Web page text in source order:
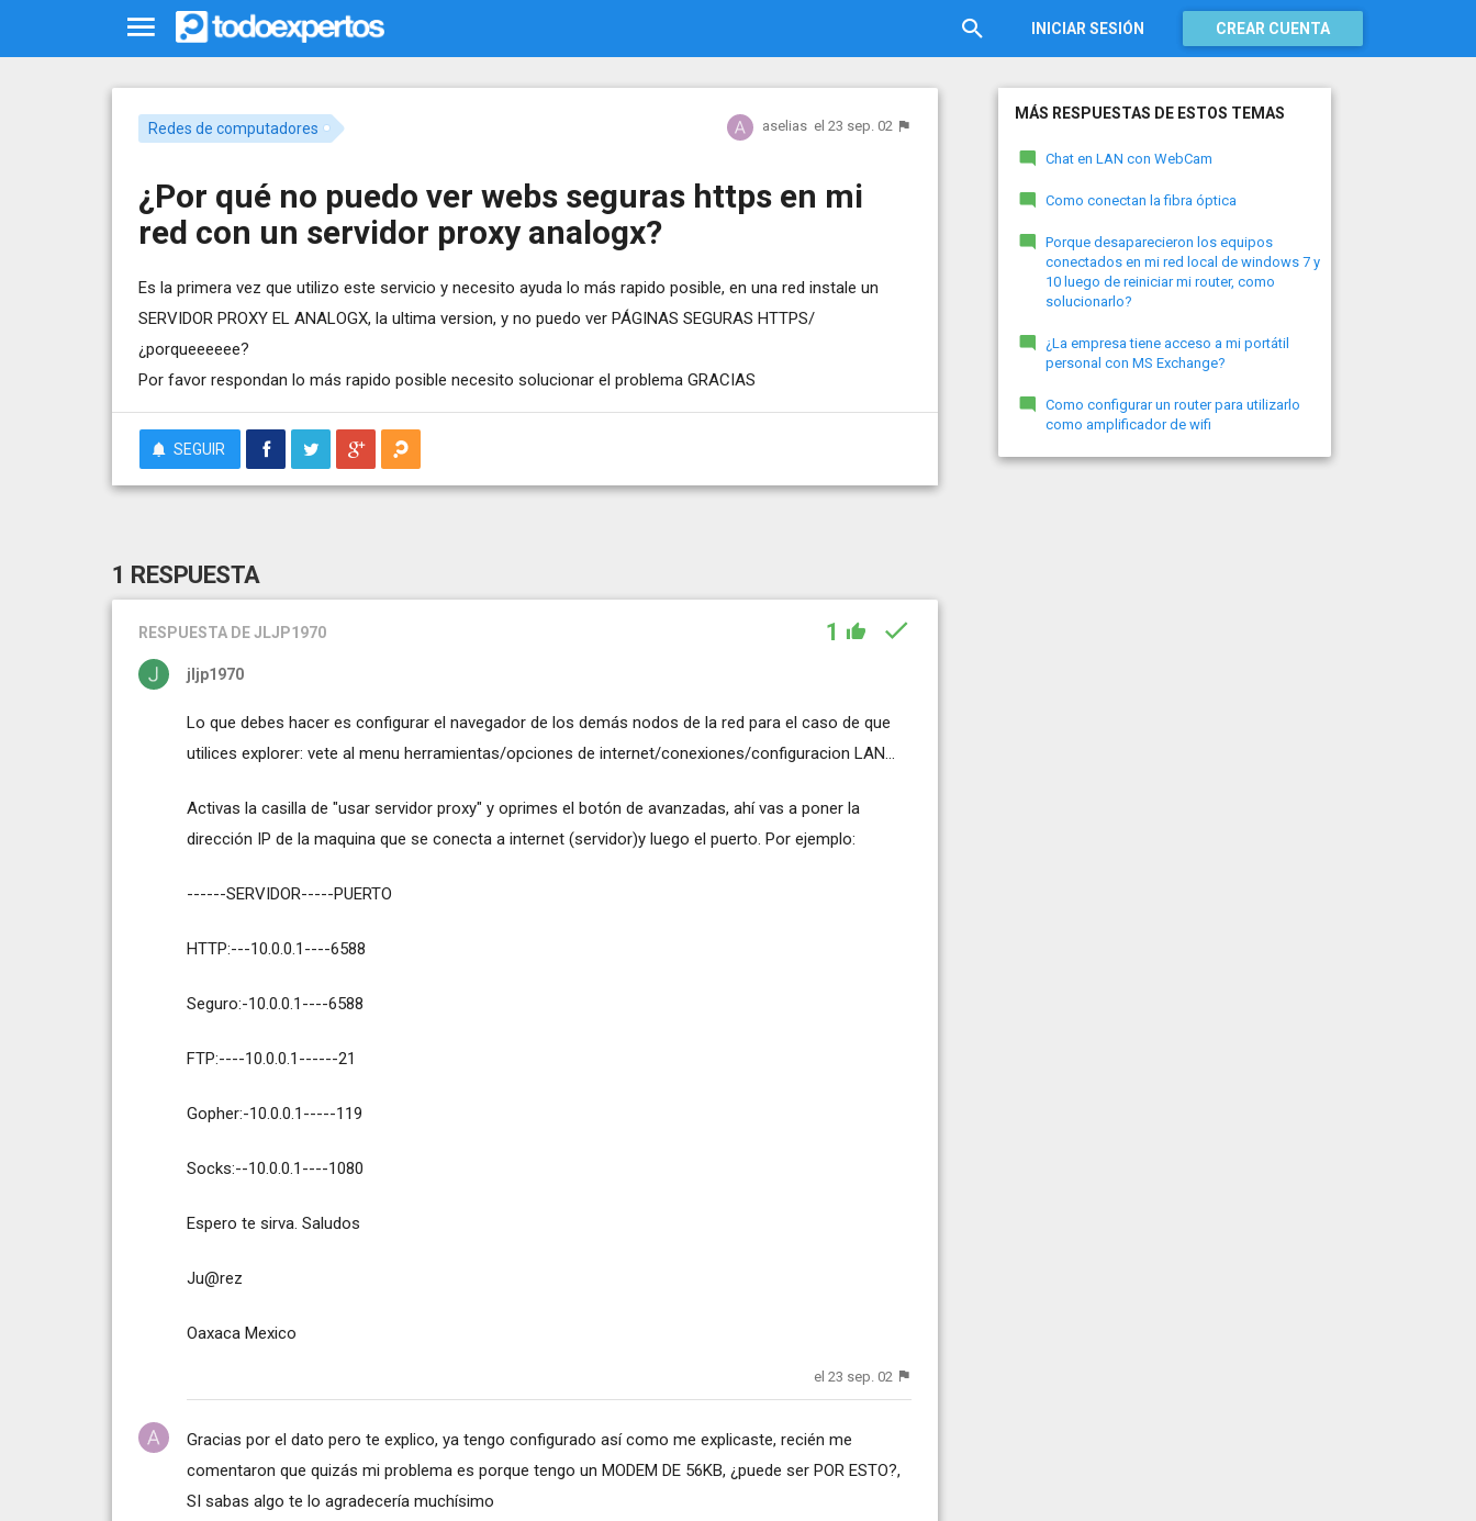
INICIAR SESIÓN CREAR CUENTA
Redes de computadores aselias el 23 sep. 02
¿Por qué no puedo ver webs seguras https en mi
red con un servidor proxy analogx?
Es la primera vez que utilizo este servicio y necesito ayuda lo más rapido posible, en una red instale un
SERVIDOR PROXY EL ANALOGX, la ultima version, y no puedo ver PÁGINAS SEGURAS HTTPS/
¿porqueeeeee?
Por favor respondan lo más rapido posible necesito solucionar el problema GRACIAS
SEGUIR
1 RESPUESTA
RESPUESTA DE JLJP1970 1
jljp1970
Lo que debes hacer es configurar el navegador de los demás nodos de la red para el caso de que
utilices explorer: vete al menu herramientas/opciones de internet/conexiones/configuracion LAN...
Activas la casilla de "usar servidor proxy" y oprimes el botón de avanzadas, ahí vas a poner la
dirección IP de la maquina que se conecta a internet (servidor)y luego el puerto. Por ejemplo:
------SERVIDOR-----PUERTO
HTTP:---10.0.0.1----6588
Seguro:-10.0.0.1----6588
FTP:----10.0.0.1------21
Gopher:-10.0.0.1-----119
Socks:--10.0.0.1----1080
Espero te sirva. Saludos
Ju@rez
Oaxaca Mexico
el 23 sep. 02
Gracias por el dato pero te explico, ya tengo configurado así como me explicaste, recién me
comentaron que quizás mi problema es porque tengo un MODEM DE 56KB, ¿puede ser POR ESTO?,
SI sabas algo te lo agradecería muchísimo
MÁS RESPUESTAS DE ESTOS TEMAS
Chat en LAN con WebCam
Como conectan la fibra óptica
Porque desaparecieron los equipos
conectados en mi red local de windows 7 y
10 luego de reiniciar mi router, como
solucionarlo?
¿La empresa tiene acceso a mi portátil
personal con MS Exchange?
Como configurar un router para utilizarlo
como amplificador de wifi